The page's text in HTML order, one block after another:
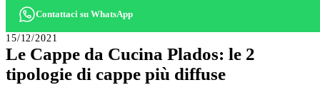
Contattaci su WhatsApp
15/12/2021
Le Cappe da Cucina Plados: le 2
tipologie di cappe più diffuse